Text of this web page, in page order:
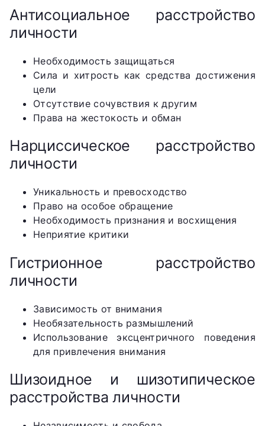
Антисоциальное расстройство
личности
Необходимость защищаться
Сила и хитрость как средства достижения
цели
Отсутствие сочувствия к другим
Права на жестокость и обман
Нарциссическое расстройство
личности
Уникальность и превосходство
Право на особое обращение
Необходимость признания и восхищения
Неприятие критики
Гистрионное расстройство
личности
Зависимость от внимания
Необязательность размышлений
Использование эксцентричного поведения
для привлечения внимания
Шизоидное и шизотипическое
расстройства личности